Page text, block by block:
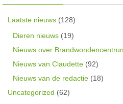
Laatste nieuws (128)
Dieren nieuws (19)
Nieuws over
Nieuws van Claudette (92)
Nieuws van de redactie (18)
Uncategorized (62)